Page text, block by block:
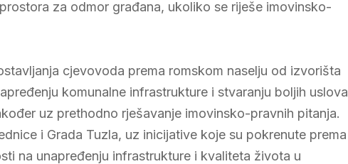
za odmor građana, ukoliko se riješe imovinsko-
cjevovoda prema romskom naselju od izvorišta
komunalne infrastrukture i stvaranju boljih uslova
uz prethodno rješavanje imovinsko-pravnih pitanja.
i Grada Tuzla, uz inicijative koje su pokrenute prema
na unapređenju infrastrukture i kvaliteta života u